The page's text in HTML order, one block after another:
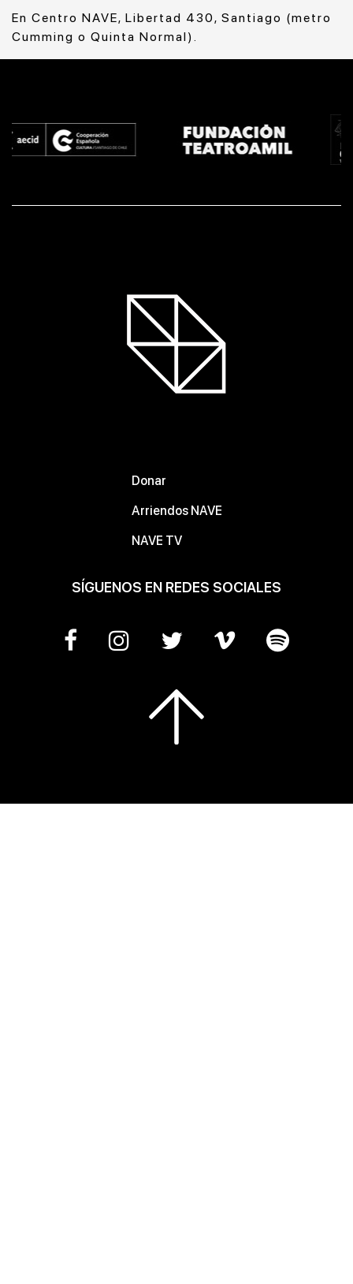
En Centro NAVE, Libertad 430, Santiago (metro
Cumming o Quinta Normal).
Donar
Arriendos NAVE
NAVE TV
SÍGUENOS EN REDES SOCIALES